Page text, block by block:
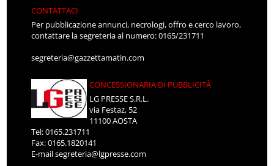
CONTATTACI
Per pubblicazione annunci, necrologi, offro e cerco lavoro,
contattare la segreteria al numero: 0165/231711
segreteria@gazzettamatin.com
CONCESSIONARIA DI PUBBLICITÀ
LG PRESSE S.R.L.
via Festaz, 52
11100 AOSTA
Tel: 0165.231711
Fax: 0165.1820141
E-mailsegreteria@lgpresse.com